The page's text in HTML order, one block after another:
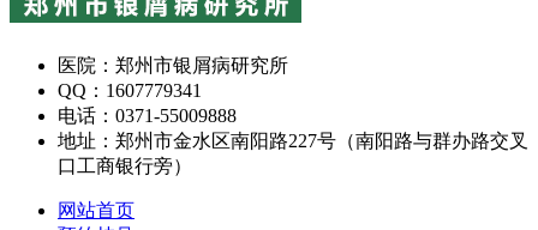
医院：郑州市银屑病研究所
QQ：1607779341
电话：0371-55009888
地址：郑州市金水区南阳路227号（南阳路与群办路交叉
口工商银行旁）
网站首页